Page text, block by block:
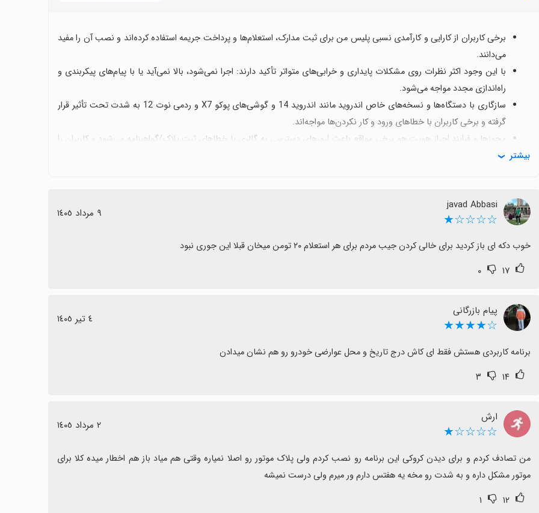
برخی کاربران از کارایی و کارآمدی نسبی پلیس من برای ثبت مدارک، استعلام‌ها و پرداخت جریمه استفاده کرده‌اند و نصب آن را مفید
می‌دانند.
با این وجود اکثر نظرات روی مشکلات پایداری و خرابی‌های متواتر تأکید دارند: اجرا نمی‌شود، بالا نمی‌آید یا با پیام‌های پیکربندی و
راه‌اندازی مجدد مواجه می‌شود.
سازگاری با دستگاه‌ها و نسخه‌های خاص اندروید مانند اندروید 14 و گوشی‌های پوکو X7 و ردمی نوت 12 به شدت تحت تأثیر قرار
گرفته و برخی کاربران با خطاهای ورود و کار نکردن‌ها مواجه‌اند.
مجوزها و فرایند احراز هویت هم برخی مواقع باعث ارورهای دسترسی به گالری یا خطاهای ثبت پلاک/گواهینامه می‌شود و کاربران را
اذیت می‌کند؛ به نظر می‌رسد بهبود پایدار در این بخش‌ها لازم است.
در حال حاضر برخی کاربران به استفاده از نسخه وب یا انتظار برای بروزرسانی اشاره می‌کنند؛ اگر به یک تجربه پایدار نیاز دارید، احتمالاً
صبر یا گزینه‌های جایگزین مفید باشد.
بیشتر
javad Abbasi
☆☆☆☆★ ٩ مرداد ١٤٠٥
خوب دکه ای باز کردید برای خالی کردن جیب مردم برای هر استعلام ۲۰ تومن میخان قبلا این جوری نبود
۱۷ ۰
پیام بازرگانی
☆★★★★ ٤ تیر ١٤٠٥
برنامه کاربردی هستش فقط ای کاش درج تاریخ و محل عوارضی خودرو رو هم نشان میدادن
۱۴ ۳
ارش
☆☆☆☆★ ٢ مرداد ١٤٠٥
موتور مشکل داره و به شدت رو مخه یه هفتس دارم ور میرم ولی درست نمیشه
۱۲ ۱